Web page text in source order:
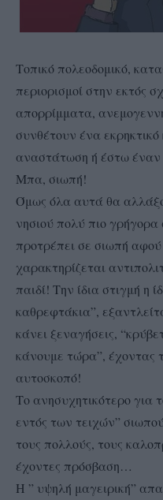
Τοπικό πολεοδομικό,
περιορισμοί στην εκτός
απορρίμματα,
συνθέτουν ένα
αναστάτωση ή έστω έναν
Μπα, σιωπή!
Όμως όλα αυτά θα
νησιού πολύ πιο γρήγορα
προτρέπει σε σιωπή αφού
χαρακτηρίζεται
παιδί! Την ίδια στιγμή η
καθρεφτάκια”,
κάνει ξεναγήσεις,
κάνουμε τώρα”, έχοντας
αυτοσκοπό!
Το ανησυχητικότερο για
εντός των τειχών”
τους πολλούς, τους
έχοντες πρόσβαση…
Η ” υψηλή μαγειρική”